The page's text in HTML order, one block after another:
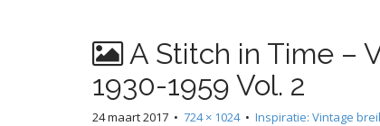
A Stitch in Time –
1930-1959 Vol. 2
24 maart 2017 • 724 × 1024• Inspiratie: Vintage